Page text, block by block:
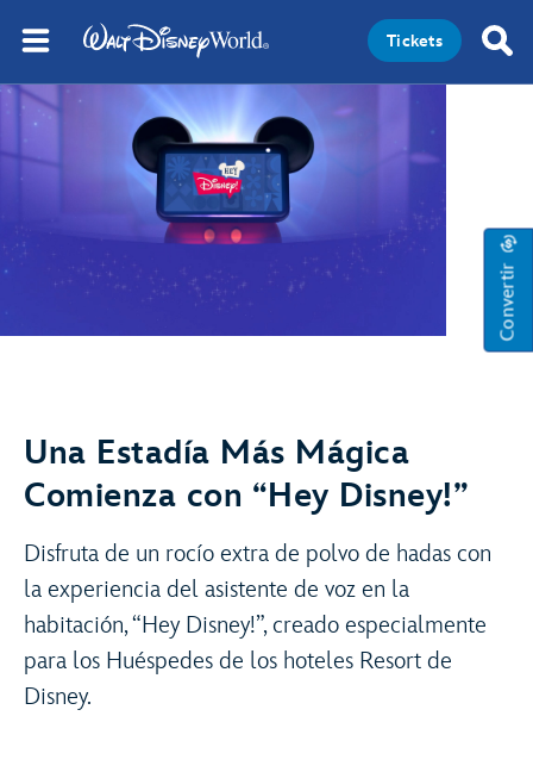
Tickets
Convertir
Una Estadía Más Mágica
Comienza con “Hey Disney!”
Disfruta de un rocío extra de polvo de hadas con
la experiencia del asistente de voz en la
habitación, “Hey Disney!”, creado especialmente
para los Huéspedes de los hoteles Resort de
Disney.